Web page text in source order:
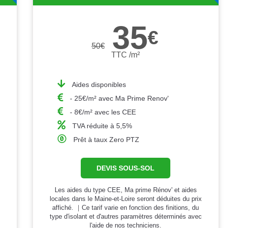
50€ 35€
TTC /m²
Aides disponibles
- 25€/m² avec Ma Prime Renov'
- 8€/m² avec les CEE
TVA réduite à 5,5%
Prêt à taux Zero PTZ
DEVIS SOUS-SOL
Les aides du type CEE, Ma prime Rénov' et aides
locales dans le Maine-et-Loire seront déduites du prix
affiché. ｜Ce tarif varie en fonction des finitions, du
type d'isolant et d'autres paramètres déterminés avec
l'aide de nos techniciens.